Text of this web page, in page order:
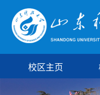
校区主页